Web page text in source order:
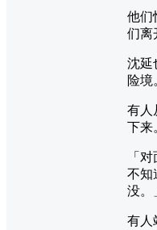
他们
们离
沈延
险境
有人
下来
「
不知
没。
有人